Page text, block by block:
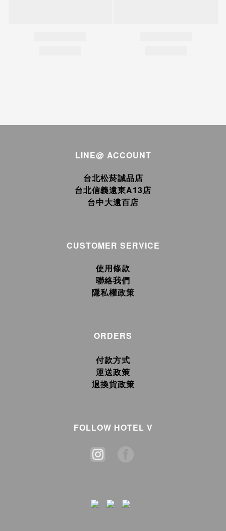
LINE@ ACCOUNT
台北松菸誠品店
台北信義遠東A13店
台中大遠百店
CUSTOMER SERVICE
使用條款
聯絡我們
隱私權政策
ORDERS
付款方式
運送政策
退換貨政策
FOLLOW HOTEL V